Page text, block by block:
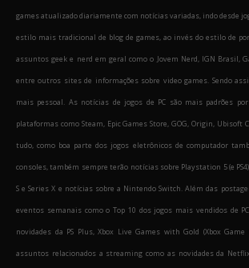
games atualizado diariamente com notícias variadas, indo desde
estilo mais tradicional de blog de games, ao invés do estilo de
assuntos geek e nerd em geral como o Jovem Nerd, IGN Brasil,
entre outros sites de informações sobre video games. Sendo
mais pessoal. As notícias de jogos de PC são mais padrões
plataformas como Steam, Epic Games Store, GOG, Origin, Ubisoft
tudo, como boa parte dos jogos eletrônicos de computador
consoles, também sempre terão notícias sobre Playstation 5 (e
S e Series X e notícias sobre a Nintendo Switch. Além das
eventos semanais como o Top 10 dos jogos mais vendidos de
novidades da PS Plus, Xbox Live Games with Gold (Xbox
assuntos relacionados a streaming como as novidades da